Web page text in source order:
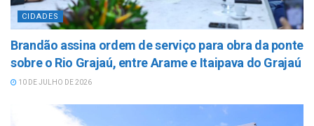
CIDADES
Brandão assina ordem de serviço para obra da ponte
sobre o Rio Grajaú, entre Arame e Itaipava do Grajaú
10 DE JULHO DE 2026